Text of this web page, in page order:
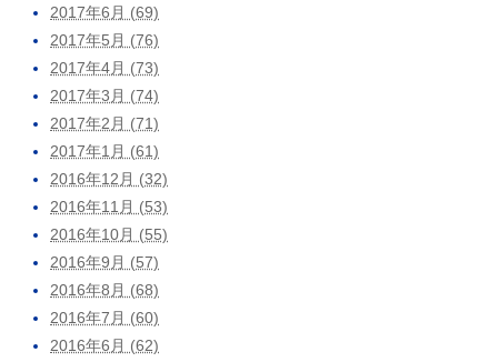
2017年6月 (69)
2017年5月 (76)
2017年4月 (73)
2017年3月 (74)
2017年2月 (71)
2017年1月 (61)
2016年12月 (32)
2016年11月 (53)
2016年10月 (55)
2016年9月 (57)
2016年8月 (68)
2016年7月 (60)
2016年6月 (62)